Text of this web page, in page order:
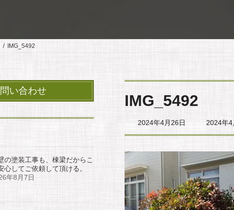
IMG_5492
IMG_5492
2024年4月26日
最
終
更
日
時
:
2024年4
い合わせ
の塗装工事も、棟梁だからこ
心してご依頼して頂ける。
年8月7日